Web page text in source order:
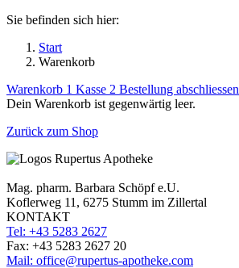
Sie befinden sich hier:
Start
Warenkorb
Warenkorb 1 Kasse 2 Bestellung abschliessen
Dein Warenkorb ist gegenwärtig leer.
Zurück zum Shop
Mag. pharm. Barbara Schöpf e.U.
Koflerweg 11, 6275 Stumm im Zillertal
KONTAKT
Tel: +43 5283 2627
Fax: +43 5283 2627 20
Mail: office@rupertus-apotheke.com